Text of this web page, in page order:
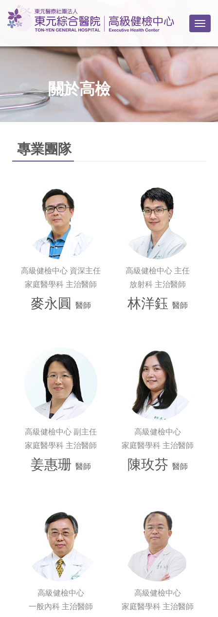
關於高檢
專業團隊
高級健檢中心 資深主任
家庭醫學科 主治醫師
麥永圓 醫師
高級健檢中心 主任
放射科 主治醫師
林洋鈺 醫師
高級健檢中心 副主任
家庭醫學科 主治醫師
姜惠珊 醫師
高級健檢中心
家庭醫學科 主治醫師
陳玫芬 醫師
高級健檢中心
一般內科 主治醫師
高級健檢中心
家庭醫學科 主治醫師